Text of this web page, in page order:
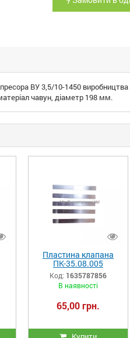
ВУ 3,5/10-1450
чавун, діаметр 198 мм.
Пластина клапана
ПК-35.08.005
Код: 1635787856
В наявності
65,00 грн.